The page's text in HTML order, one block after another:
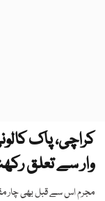
کراچی، پاک
وار سے تعلق
مجرم اس سے قبل بھی چار